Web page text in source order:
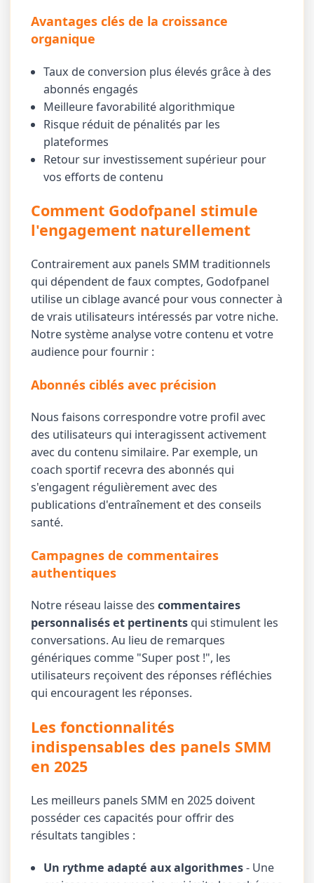
Avantages clés de la croissance
organique
Taux de conversion plus élevés grâce à des
abonnés engagés
Meilleure favorabilité algorithmique
Risque réduit de pénalités par les
plateformes
Retour sur investissement supérieur pour
vos efforts de contenu
Comment Godofpanel stimule
l'engagement naturellement
Contrairement aux panels SMM traditionnels
qui dépendent de faux comptes, Godofpanel
utilise un ciblage avancé pour vous connecter à
de vrais utilisateurs intéressés par votre niche.
Notre système analyse votre contenu et votre
audience pour fournir :
Abonnés ciblés avec précision
Nous faisons correspondre votre profil avec
des utilisateurs qui interagissent activement
avec du contenu similaire. Par exemple, un
coach sportif recevra des abonnés qui
s'engagent régulièrement avec des
publications d'entraînement et des conseils
santé.
Campagnes de commentaires
authentiques
Notre réseau laisse descommentaires
personnalisés et pertinents qui stimulent les
conversations. Au lieu de remarques
génériques comme "Super post !", les
utilisateurs reçoivent des réponses réfléchies
qui encouragent les réponses.
Les fonctionnalités
indispensables des panels SMM
en 2025
Les meilleurs panels SMM en 2025 doivent
posséder ces capacités pour offrir des
résultats tangibles :
Un rythme adapté aux algorithmes- Une